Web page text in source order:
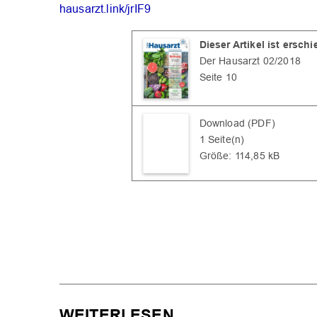
hausarzt.link/jrIF9
Dieser Artikel ist
Der Hausarzt 02/2018
Seite 10
Download (PDF)
1 Seite(n)
Größe: 114,85 kB